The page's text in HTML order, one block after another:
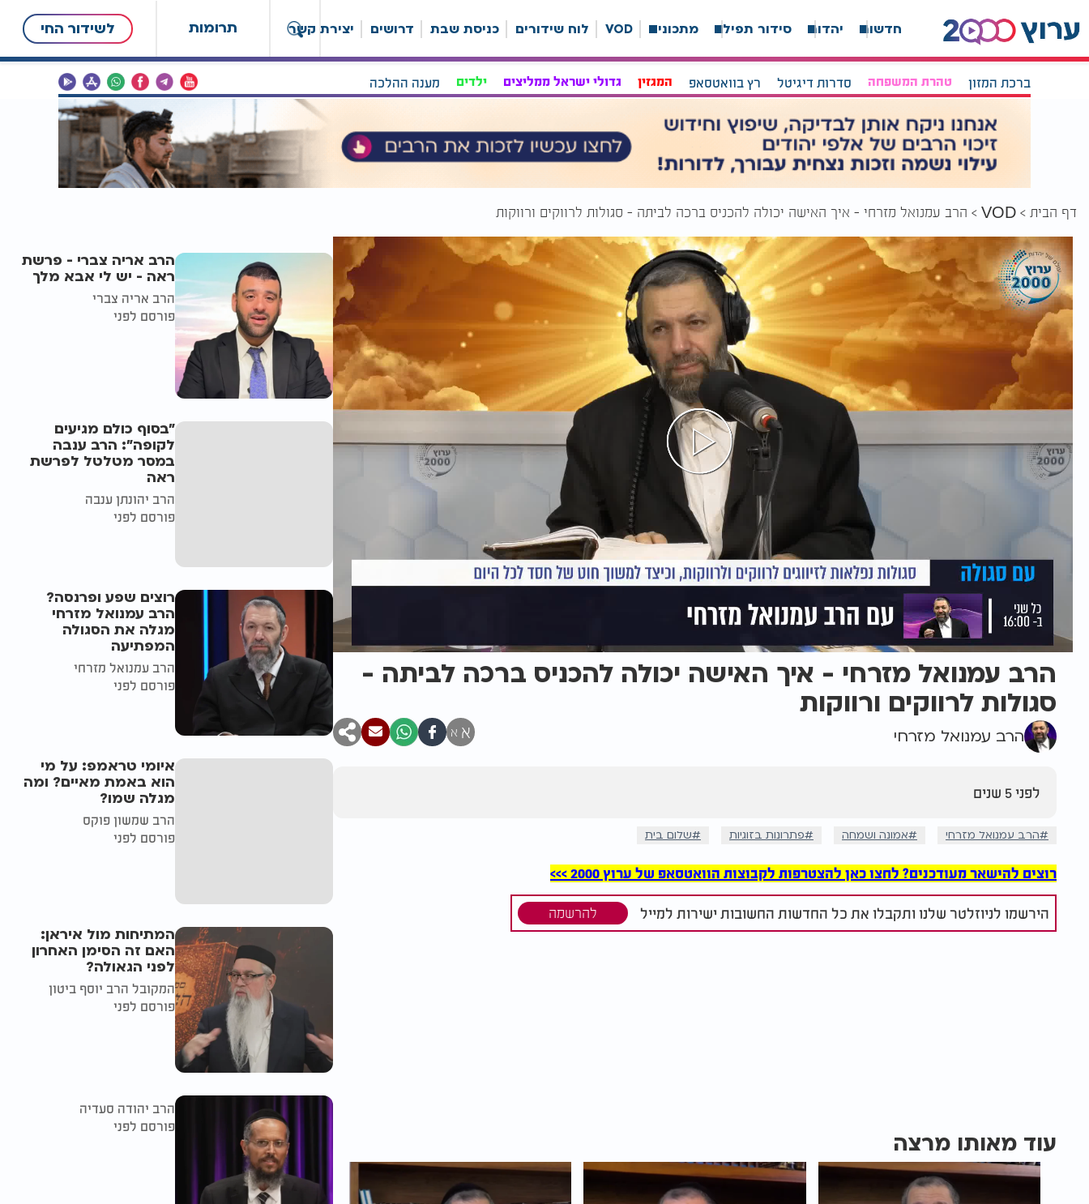
תרומות לשידור החי חדשות יהדות סידור תפילה מתכונים VOD לוח שידורים כניסת שבת דרושים יצירת קשר
ברכת המזון טהרת המשפחה סדרות דיגיטל רץ בוואטסאפ המגזין גדולי ישראל ממליצים ילדים מענה ההלכה
דף הבית VOD הרב עמנואל מזרחי - איך האישה יכולה להכניס ברכה לביתה - סגולות לרווקים ורווקות
הרב עמנואל מזרחי - איך האישה יכולה להכניס ברכה לביתה -
סגולות לרווקים ורווקות
הרב עמנואל מזרחי א א
לפני 5 שנים
הרב עמנואל מזרחי אמונה ושמחה פתרונות בזוגיות שלום בית
רוצים להישאר מעודכנים? לחצו כאן להצטרפות לקבוצות הוואטסאפ של ערוץ 2000 >>>
הירשמו לניוזלטר שלנו ותקבלו את כל החדשות החשובות ישירות למייל להרשמה
עוד מאותו מרצה
הרב אריה צברי - פרשת
ראה - יש לי אבא מלך
הרב אריה צברי
פורסם לפני
"בסוף כולם מגיעים
לקופה": הרב ענבה
במסר מטלטל לפרשת
ראה
הרב יהונתן ענבה
פורסם לפני
רוצים שפע ופרנסה?
הרב עמנואל מזרחי
מגלה את הסגולה
המפתיעה
הרב עמנואל מזרחי
פורסם לפני
איומי טראמפ: על מי
הוא באמת מאיים? ומה
מגלה שמו?
הרב שמשון פוקס
פורסם לפני
המתיחות מול איראן:
האם זה הסימן האחרון
לפני הגאולה?
המקובל הרב יוסף ביטון
פורסם לפני
הרב יהודה סעדיה
פורסם לפני